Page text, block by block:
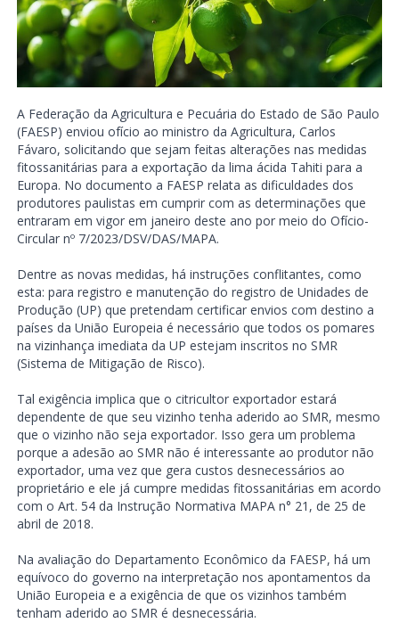
A Federação da Agricultura e Pecuária do Estado de São Paulo
(FAESP) enviou ofício ao ministro da Agricultura, Carlos
Fávaro, solicitando que sejam feitas alterações nas medidas
fitossanitárias para a exportação da lima ácida Tahiti para a
Europa. No documento a FAESP relata as dificuldades dos
produtores paulistas em cumprir com as determinações que
entraram em vigor em janeiro deste ano por meio do Ofício-
Circular nº 7/2023/DSV/DAS/MAPA.
Dentre as novas medidas, há instruções conflitantes, como
esta: para registro e manutenção do registro de Unidades de
Produção (UP) que pretendam certificar envios com destino a
países da União Europeia é necessário que todos os pomares
na vizinhança imediata da UP estejam inscritos no SMR
(Sistema de Mitigação de Risco).
Tal exigência implica que o citricultor exportador estará
dependente de que seu vizinho tenha aderido ao SMR, mesmo
que o vizinho não seja exportador. Isso gera um problema
porque a adesão ao SMR não é interessante ao produtor não
exportador, uma vez que gera custos desnecessários ao
proprietário e ele já cumpre medidas fitossanitárias em acordo
com o Art. 54 da Instrução Normativa MAPA n° 21, de 25 de
abril de 2018.
Na avaliação do Departamento Econômico da FAESP, há um
equívoco do governo na interpretação nos apontamentos da
União Europeia e a exigência de que os vizinhos também
tenham aderido ao SMR é desnecessária.